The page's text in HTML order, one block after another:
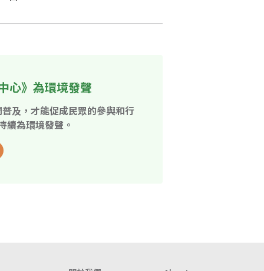
心》為環境發聲
及，才能促成民眾的參與和行
續為環境發聲。